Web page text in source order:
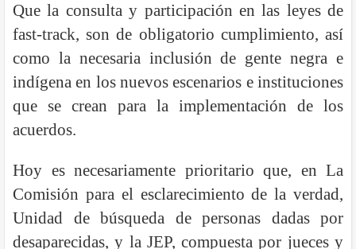
Que la consulta y participación en las leyes de
fast-track, son de obligatorio cumplimiento, así
como la necesaria inclusión de gente negra e
indígena en los nuevos escenarios e instituciones
que se crean para la implementación de los
acuerdos.
Hoy es necesariamente prioritario que, en La
Comisión para el esclarecimiento de la verdad,
Unidad de búsqueda de personas dadas por
desaparecidas, y la JEP, compuesta por jueces y